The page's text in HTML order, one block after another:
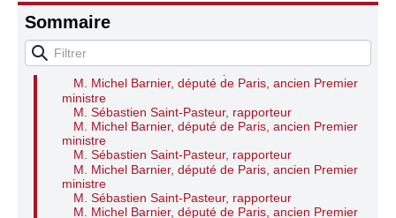
Sommaire
ancien Premier ministre
Mme Nicole Dubré-Chirat, présidente
M. Michel Barnier, député de Paris, ancien Premier
ministre
Mme Nicole Dubré-Chirat, présidente
M. Michel Barnier, député de Paris, ancien Premier
ministre
M. Sébastien Saint-Pasteur, rapporteur
M. Michel Barnier, député de Paris, ancien Premier
ministre
M. Sébastien Saint-Pasteur, rapporteur
M. Michel Barnier, député de Paris, ancien Premier
ministre
M. Sébastien Saint-Pasteur, rapporteur
M. Michel Barnier, député de Paris, ancien Premier